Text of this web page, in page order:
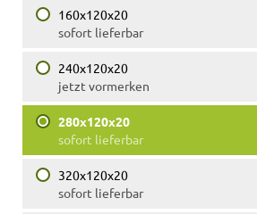
160x120x20
sofort lieferbar
240x120x20
jetzt vormerken
280x120x20
sofort lieferbar
320x120x20
sofort lieferbar